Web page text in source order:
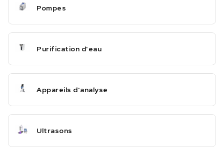
Pompes
Purification d'eau
Appareils d'analyse
Ultrasons